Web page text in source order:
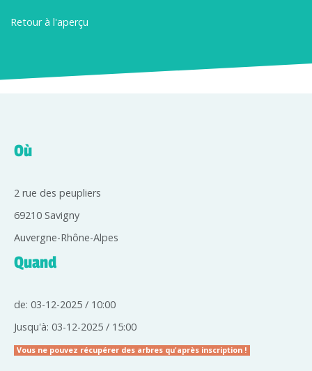
Retour à l'aperçu
Où
2 rue des peupliers
69210 Savigny
Auvergne-Rhône-Alpes
Quand
de: 03-12-2025 / 10:00
Jusqu'à: 03-12-2025 / 15:00
Vous ne pouvez récupérer des arbres qu'après inscription !